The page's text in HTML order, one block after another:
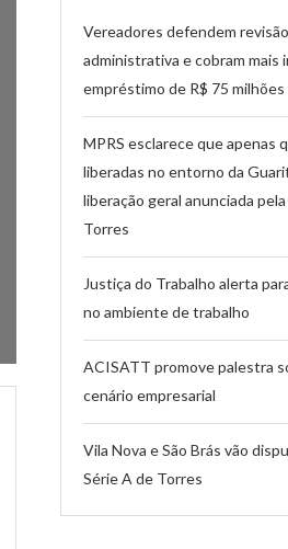
Vereadores defendem
administrativa e cobram mais
empréstimo de R$ 75
MPRS esclarece que apenas
liberadas no entorno da
liberação geral anunciada
Torres
Justiça do Trabalho alerta
no ambiente de trabalho
ACISATT promove palestra
cenário empresarial
Vila Nova e São Brás vão
Série A de Torres